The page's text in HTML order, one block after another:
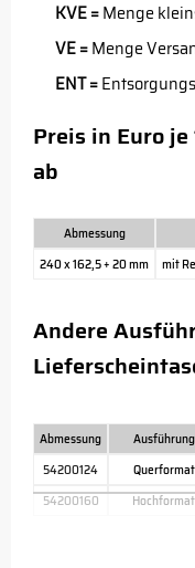
KVE =Menge
VE =Menge
ENT =
Preis in Euro
ab
Abmessung
240 x 162,5 + 20 mm
mit
Andere
Abmessung
Ausführung
54200124
Querformat
54200160
Hochformat